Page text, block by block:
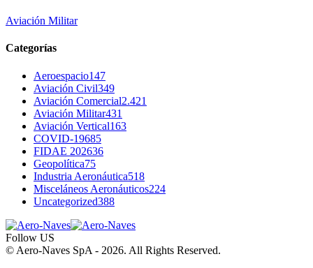
Aviación Militar
Categorías
Aeroespacio147
Aviación Civil349
Aviación Comercial2.421
Aviación Militar431
Aviación Vertical163
COVID-19685
FIDAE 202636
Geopolítica75
Industria Aeronáutica518
Misceláneos Aeronáuticos224
Uncategorized388
Follow US
© Aero-Naves SpA - 2026. All Rights Reserved.